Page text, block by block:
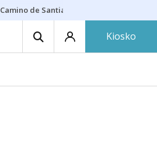
Camino de Santiago
Kiosko